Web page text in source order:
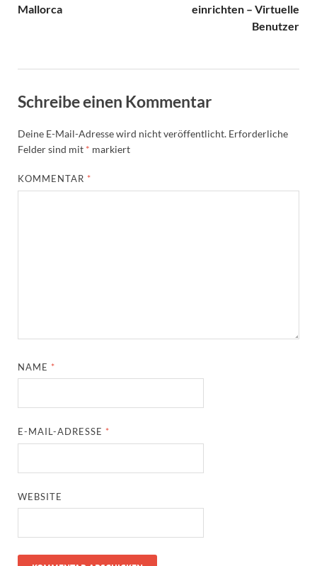
Mallorca
einrichten – Virtuelle
Benutzer
Schreibe einen Kommentar
Deine E-Mail-Adresse wird nicht veröffentlicht. Erforderliche
Felder sind mit * markiert
KOMMENTAR *
NAME *
E-MAIL-ADRESSE *
WEBSITE